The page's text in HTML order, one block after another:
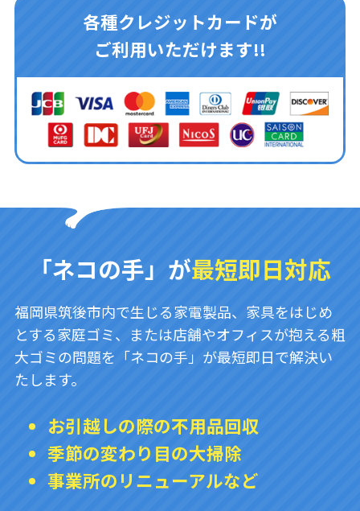
各種クレジットカードが
ご利用いただけます!!
「ネコの手」が最短即日対応
福岡県筑後市内で生じる家電製品、家具をはじめ
とする家庭ゴミ、または店舗やオフィスが抱える粗
大ゴミの問題を「ネコの手」が最短即日で解決い
たします。
お引越しの際の不用品回収
季節の変わり目の大掃除
事業所のリニューアルなど